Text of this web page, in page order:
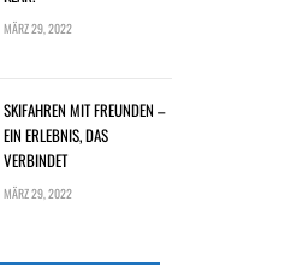
MÄRZ 29, 2022
SKIFAHREN MIT FREUNDEN –
EIN ERLEBNIS, DAS
VERBINDET
MÄRZ 29, 2022